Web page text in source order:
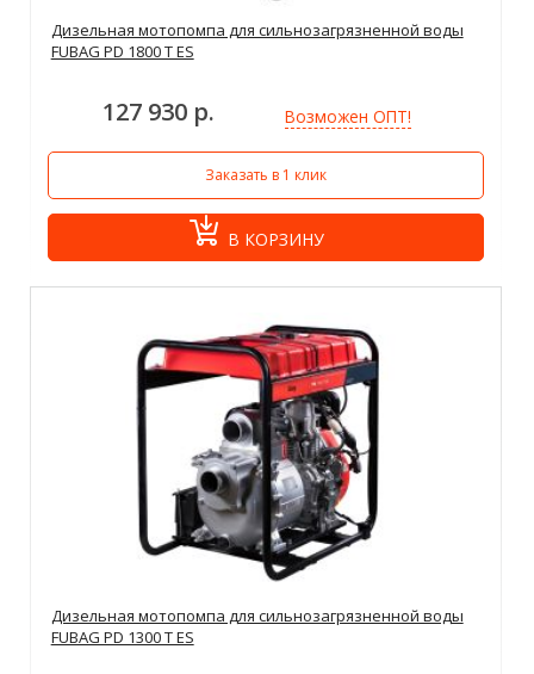
Дизельная мотопомпа для сильнозагрязненной воды
FUBAG PD 1800 T ES
127 930 р. Возможен ОПТ!
Заказать в 1 клик
В КОРЗИНУ
Дизельная мотопомпа для сильнозагрязненной воды
FUBAG PD 1300 T ES